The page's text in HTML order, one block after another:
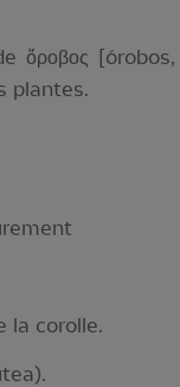
ὄροβος [órobos,
plantes.
la corolle.